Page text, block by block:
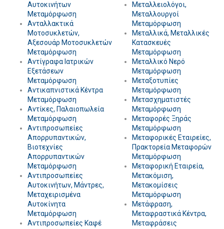
Αυτοκινήτων
Μεταμόρφωση
Ανταλλακτικά
Μοτοσυκλετών,
Αξεσουάρ Μοτοσυκλετών
Μεταμόρφωση
Αντίγραφα Ιατρικών
Εξετάσεων
Μεταμόρφωση
Αντικαπνιστικά Κέντρα
Μεταμόρφωση
Αντίκες, Παλαιοπωλεία
Μεταμόρφωση
Αντιπροσωπείες
Απορρυπαντικών,
Βιοτεχνίες
Απορρυπαντικών
Μεταμόρφωση
Αντιπροσωπείες
Αυτοκινήτων, Μάντρες,
Μεταχειρισμένα
Αυτοκίνητα
Μεταμόρφωση
Αντιπροσωπείες Καφέ
Μεταλλειολόγοι,
Μεταλλουργοί
Μεταμόρφωση
Μεταλλικά, Μεταλλικές
Κατασκευές
Μεταμόρφωση
Μεταλλικό Νερό
Μεταμόρφωση
Μεταξοτυπίες
Μεταμόρφωση
Μετασχηματιστές
Μεταμόρφωση
Μεταφορές Ξηράς
Μεταμόρφωση
Μεταφορικές Εταιρείες,
Πρακτορεία Μεταφορών
Μεταμόρφωση
Μεταφορική Εταιρεία,
Μετακόμιση,
Μετακομίσεις
Μεταμόρφωση
Μετάφραση,
Μεταφραστικά Κέντρα,
Μεταφράσεις